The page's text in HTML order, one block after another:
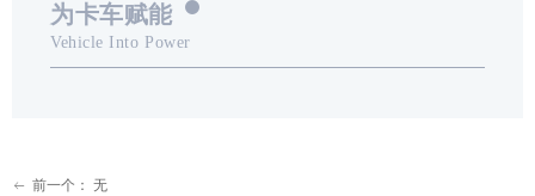
为卡车赋能
Vehicle Into Power
ꂃ 前一个： 无